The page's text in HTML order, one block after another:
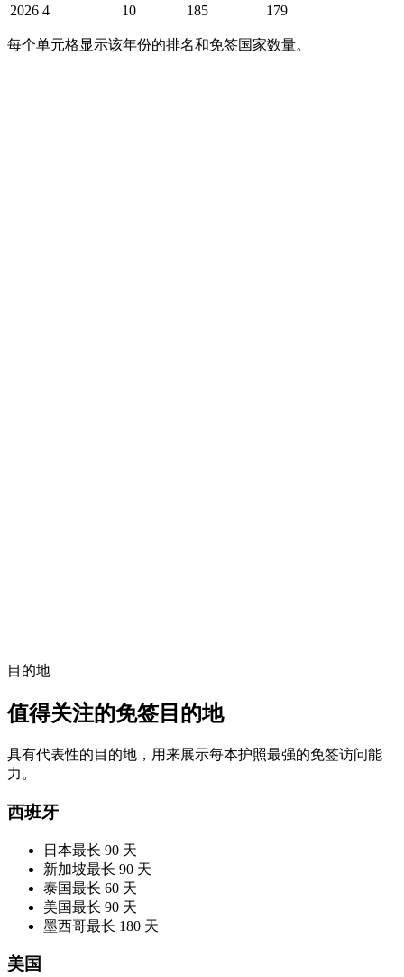
2026 4 10 185 179
每个单元格显示该年份的排名和免签国家数量。
目的地
值得关注的免签目的地
具有代表性的目的地，用来展示每本护照最强的免签访问能
力。
西班牙
日本最长 90 天
新加坡最长 90 天
泰国最长 60 天
美国最长 90 天
墨西哥最长 180 天
美国